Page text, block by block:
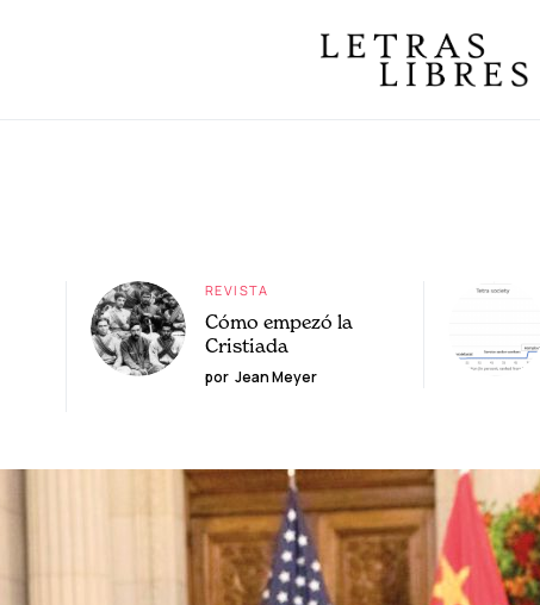
REVISTA
Cómo empezó la
Cristiada
por Jean Meyer